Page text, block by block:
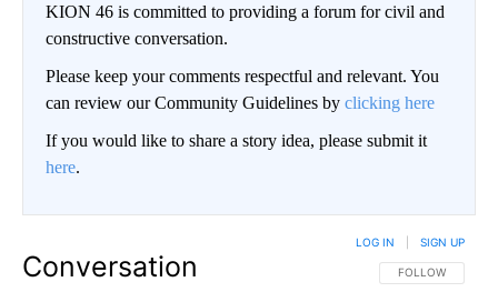
KION 46 is committed to providing a forum for civil and
constructive conversation.
Please keep your comments respectful and relevant. You
can review our Community Guidelines by clicking here
If you would like to share a story idea, please submit it
here.
Conversation FOLLOW THIS
FOLLOW
LOG IN SIGN UP